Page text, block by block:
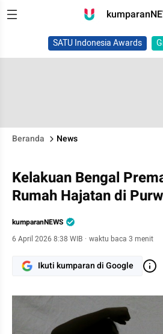
SATU Indonesia Awards
Beranda News
Kelakuan Bengal
Rumah Hajatan di
kumparanNEWS
6 April 2026 8:38 WIB · waktu baca 3 menit
Ikuti kumparan di Google